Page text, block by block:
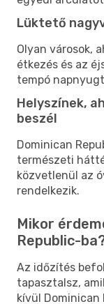
Lüktető
Olyan városok,
étkezés és az
tempó
Helyszínek,
beszél
Dominican
természeti
közvetlenül az
rendelkezik.
Mikor
Republic-
Az időzítés
tapasztalsz,
kívül Dominican